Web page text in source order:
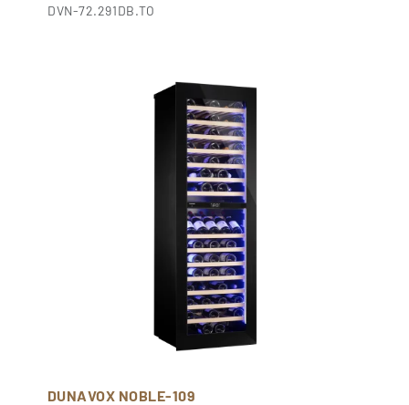
DVN-72.291DB.TO
DUNAVOX NOBLE-109